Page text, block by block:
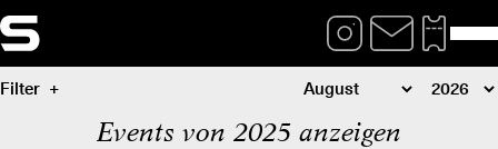
Filter
Events von 2025 anzeigen